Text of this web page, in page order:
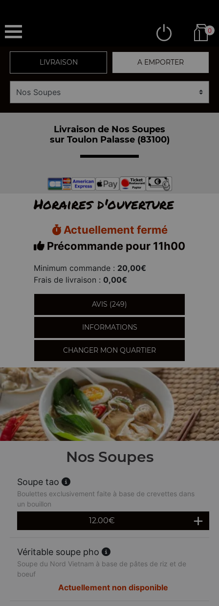
0
LIVRAISON A EMPORTER
Livraison de Nos Soupes
sur Toulon Palasse (83100)
Horaires d'ouverture
Actuellement fermé
Précommande pour 11h00
Minimum commande : 20,00€
Frais de livraison : 0,00€
AVIS (249)
INFORMATIONS
CHANGER MON QUARTIER
Nos Soupes
Soupe tao
Boulettes exclusivement faite à base de crevettes dans
un bouillon
12.00€
Véritable soupe pho
Soupe du Nord Vietnam à base de pâtes de riz et de
boeuf
Actuellement non disponible